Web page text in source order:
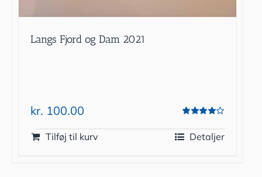
Langs Fjord og Dam 2021
4.00
ud af 5
kr. 100.00
Tilføj til kurv Detaljer